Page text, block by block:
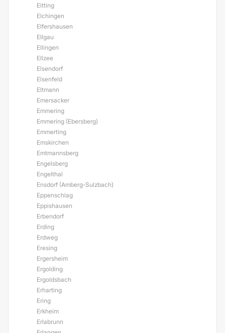
Eitting
Elchingen
Elfershausen
Ellgau
Ellingen
Ellzee
Elsendorf
Elsenfeld
Eltmann
Emersacker
Emmering
Emmering (Ebersberg)
Emmerting
Emskirchen
Emtmannsberg
Engelsberg
Engelthal
Ensdorf (Amberg-Sulzbach)
Eppenschlag
Eppishausen
Erbendorf
Erding
Erdweg
Eresing
Ergersheim
Ergolding
Ergoldsbach
Erharting
Ering
Erkheim
Erlabrunn